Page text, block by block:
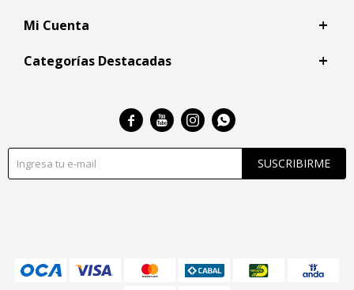
Mi Cuenta
Categorías Destacadas
SUSCRIBIRME
   